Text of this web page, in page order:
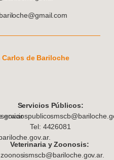
de Bariloche
Servicios Públicos:
Tel: 4426081
Veterinaria y Zoonosis:
zoonosismscb@bariloche.gov.ar.